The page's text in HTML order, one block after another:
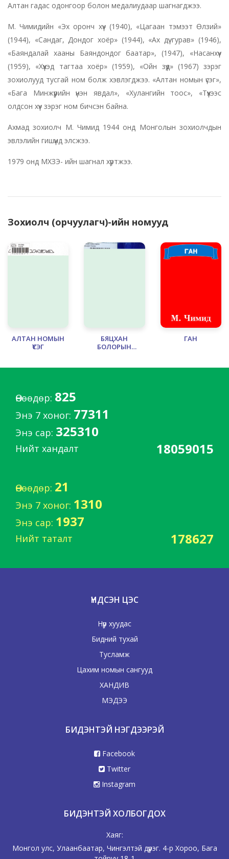
Алтан гадас одонгоор болон медалиудаар шагнагджээ.
М. Чимидийн «Эх оронч хүү» (1940), «Цагаан тэмээт Өлзий»
(1944), «Сандаг, Дондог хоёр» (1944), «Ах дүү гурав» (1946),
«Баяндалай хааны Баяндондог баатар», (1947), «Насанхүү»
(1959), «Хүүхэд тагтаа хоёр» (1959), «Ойн зүүд» (1967) зэрэг
зохиолууд тусгай ном болж хэвлэгджээ. «Алтан номын үсэг»,
«Бага Минжүүрийн үнэн явдал», «Хулангийн тоос», «Түүхээс
олдсон хүү» зэрэг ном бичсэн байна.
Ахмад зохиолч М. Чимид 1944 онд Монголын зохиолчдын
эвлэлийн гишүүнд элсжээ.
1979 онд МХЗЭ- ийн шагнал хүртжээ.
Зохиолч (орчуулагч)-ийн номууд
АЛТАН НОМЫН
ҮСЭГ
БЯЦХАН
БОЛОРЫН
ГАН
Өнөөдөр: 825
Энэ 7 хоног: 77311
Энэ сар: 325310
Нийт хандалт 18059015
Өнөөдөр: 21
Энэ 7 хоног: 1310
Энэ сар: 1937
Нийт таталт 178627
ҮНДСЭН ЦЭС
Нүүр хуудас
Бидний тухай
Тусламж
Цахим номын сангууд
ХАНДИВ
МЭДЭЭ
БИДЭНТЭЙ НЭГДЭЭРЭЙ
Facebook
Twitter
Instagram
БИДЭНТЭЙ ХОЛБОГДОХ
Хаяг:
Монгол улс, Улаанбаатар, Чингэлтэй дүүрэг. 4-р Хороо, Бага